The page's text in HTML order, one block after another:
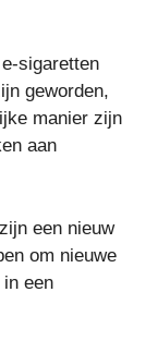
sigaretten
geworden,
manier zijn
aan
een nieuw
om nieuwe
een